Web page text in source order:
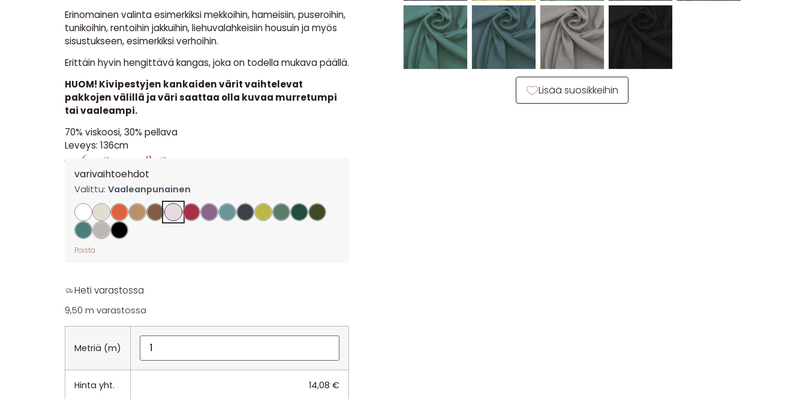
Erinomainen valinta esimerkiksi mekkoihin, hameisiin, puseroihin,
tunikoihin, rentoihin jakkuihin, liehuvalahkeisiin housuin ja myös
sisustukseen, esimerkiksi verhoihin.
Erittäin hyvin hengittävä kangas, joka on todella mukava päällä.
HUOM! Kivipestyjen kankaiden värit vaihtelevat
pakkojen välillä ja väri saattaa olla kuvaa murretumpi
tai vaaleampi.
70% viskoosi, 30% pellava
Leveys: 136cm
17,60 € 14,08 €
varivaihtoehdot
Valittu:Vaaleanpunainen
Poista
Heti varastossa
9,50 m varastossa
Metriä (m)
Hinta yht. 14,08 €
Lisää suosikkeihin